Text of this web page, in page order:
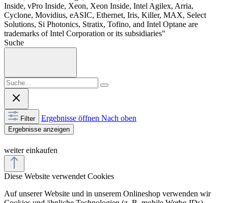
weiter einkaufen
Diese Website verwendet Cookies
Einige sind technisch erforderlich, andere helfen uns, die
Nutzererfahrung zu verbessern und Reichweiten zu messen. Mit
Ihrer Einwilligung nutzen wir Cookies und Werbe-IDs auch für die
Personalisierung von Anzeigen (Anzeigenpersonalisierung) sowie
für nicht personalisierte Werbung. Dabei können Daten an
Drittanbieter übermittelt werden.
Alle akzeptieren
Feedback